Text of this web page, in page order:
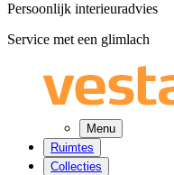
Persoonlijk interieuradvies
Service met een glimlach
Menu
Ruimtes
Collecties